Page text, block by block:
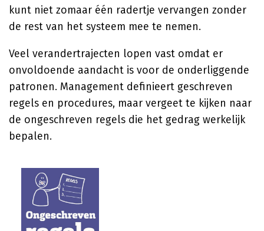
kunt niet zomaar één radertje vervangen zonder
de rest van het systeem mee te nemen.
Veel verandertrajecten lopen vast omdat er
onvoldoende aandacht is voor de onderliggende
patronen. Management definieert geschreven
regels en procedures, maar vergeet te kijken naar
de ongeschreven regels die het gedrag werkelijk
bepalen.